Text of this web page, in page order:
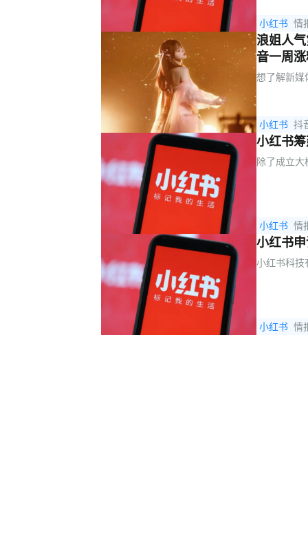
小红书 情
浪姐人
音一周
想了解新媒
小红书 抖
小红书
除了成立
小红书 情
小红书
小红书科技
小红书 情